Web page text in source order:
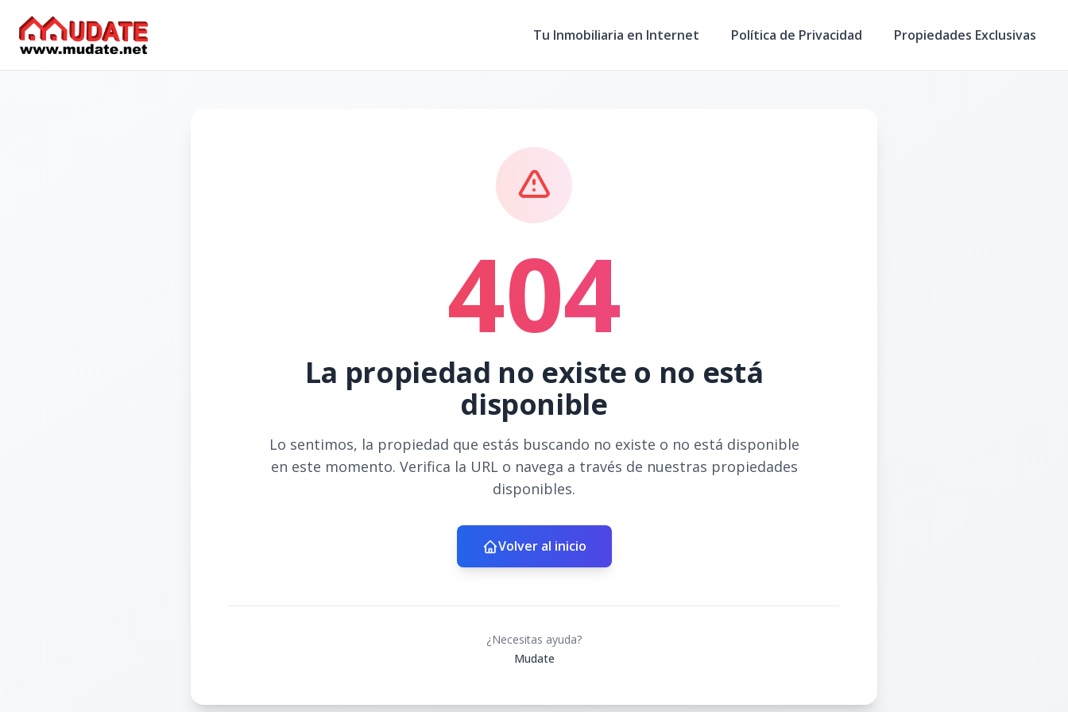
Tu Inmobiliaria en Internet Política de Privacidad Propiedades Exclusivas
404
La propiedad no existe o no está
disponible
Lo sentimos, la propiedad que estás buscando no existe o no está disponible
en este momento. Verifica la URL o navega a través de nuestras propiedades
disponibles.
Volver al inicio
¿Necesitas ayuda?
Mudate